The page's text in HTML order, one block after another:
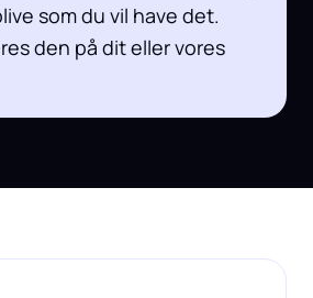
som du vil have det.
den på dit eller vores